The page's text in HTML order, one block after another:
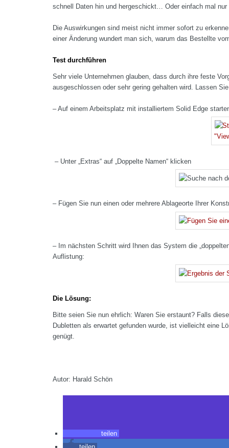
schnell Daten hin und hergeschickt… Oder einfach mal
Die Auswirkungen sind meist nicht immer sofort zu
einer Änderung wundert man sich, warum das Bestellte
Test durchführen
Sehr viele Unternehmen glauben, dass durch ihre feste
ausgeschlossen oder sehr gering gehalten wird. Lassen
– Auf einem Arbeitsplatz mit installiertem Solid Edge
– Unter „Extras“ auf „Doppelte Namen“ klicken
– Fügen Sie nun einen oder mehrere Ablageorte Ihrer
– Im nächsten Schritt wird Ihnen das System die
Auflistung:
Die Lösung:
Bitte seien Sie nun ehrlich: Waren Sie erstaunt? Falls
Dubletten als erwartet gefunden wurde, ist vielleicht eine
genügt.
Autor: Harald Schön
teilen